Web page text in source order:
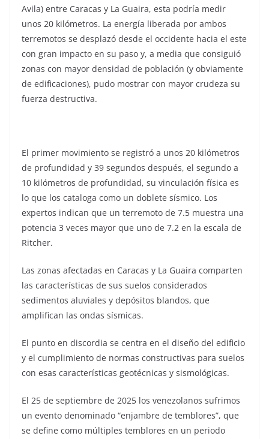
Avila) entre Caracas y La Guaira, esta podría medir
unos 20 kilómetros. La energía liberada por ambos
terremotos se desplazó desde el occidente hacia el este
con gran impacto en su paso y, a media que consiguió
zonas con mayor densidad de población (y obviamente
de edificaciones), pudo mostrar con mayor crudeza su
fuerza destructiva.
El primer movimiento se registró a unos 20 kilómetros
de profundidad y 39 segundos después, el segundo a
10 kilómetros de profundidad, su vinculación física es
lo que los cataloga como un doblete sísmico. Los
expertos indican que un terremoto de 7.5 muestra una
potencia 3 veces mayor que uno de 7.2 en la escala de
Ritcher.
Las zonas afectadas en Caracas y La Guaira comparten
las características de sus suelos considerados
sedimentos aluviales y depósitos blandos, que
amplifican las ondas sísmicas.
El punto en discordia se centra en el diseño del edificio
y el cumplimiento de normas constructivas para suelos
con esas características geotécnicas y sismológicas.
El 25 de septiembre de 2025 los venezolanos sufrimos
un evento denominado “enjambre de temblores”, que
se define como múltiples temblores en un periodo